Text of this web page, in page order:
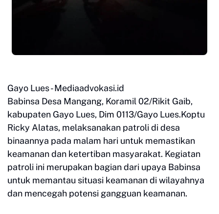
Gayo Lues - Mediaadvokasi.id
Babinsa Desa Mangang, Koramil 02/Rikit Gaib,
kabupaten Gayo Lues, Dim 0113/Gayo Lues.Koptu
Ricky Alatas, melaksanakan patroli di desa
binaannya pada malam hari untuk memastikan
keamanan dan ketertiban masyarakat. Kegiatan
patroli ini merupakan bagian dari upaya Babinsa
untuk memantau situasi keamanan di wilayahnya
dan mencegah potensi gangguan keamanan.